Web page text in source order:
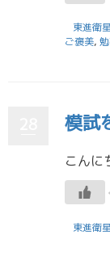
東進衛
ご褒美,
模試
東進衛